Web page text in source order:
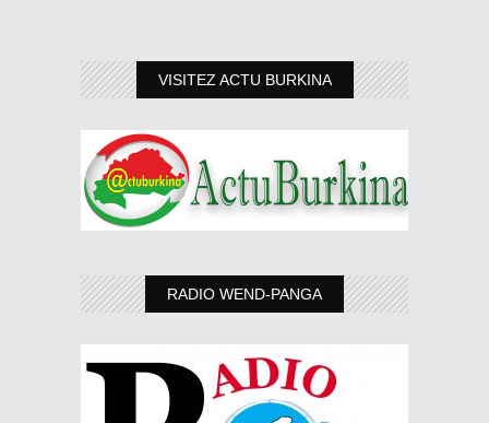
VISITEZ ACTU BURKINA
RADIO WEND-PANGA